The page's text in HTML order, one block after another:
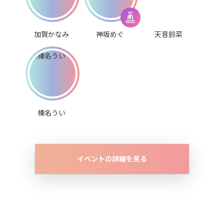
加賀かなみ 神坂めぐ 天音鈴菜
榛名うい
イベントの詳細を見る